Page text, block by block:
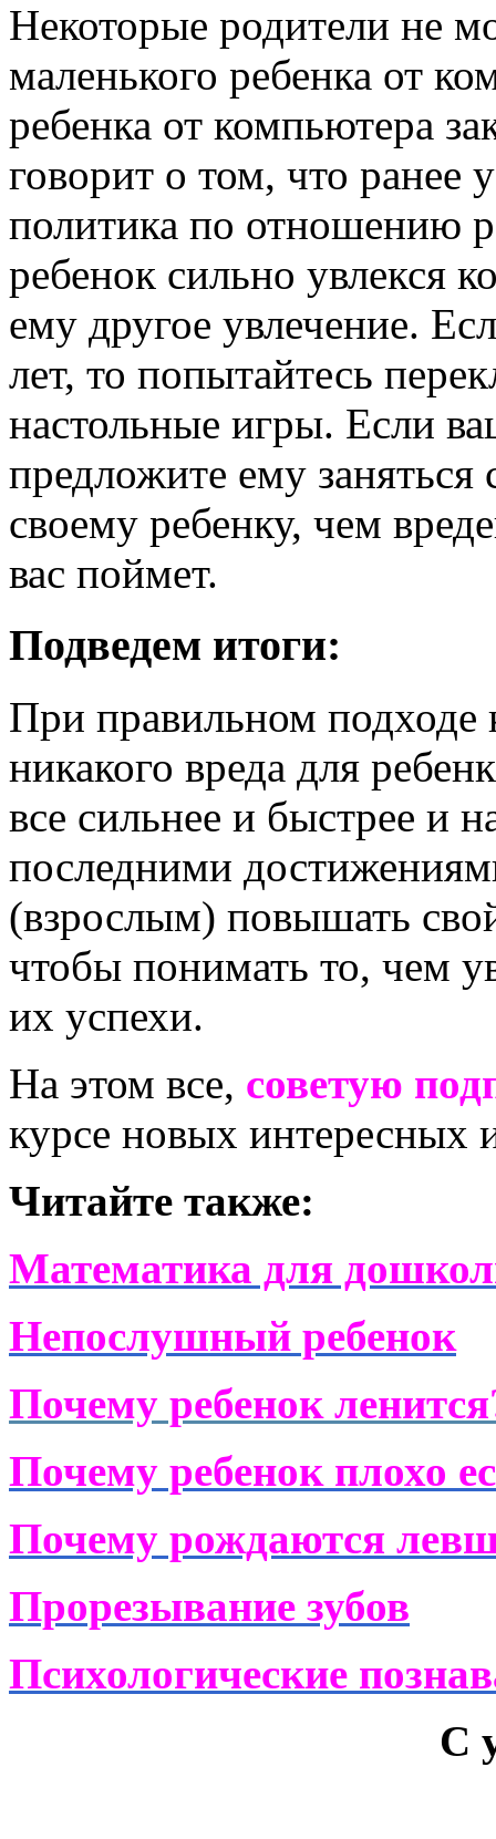
Некоторые родители не
маленького ребенка от
ребенка от компьютера
говорит о том, что ранее
политика по отношению
ребенок сильно увлекся
ему другое увлечение.
лет, то попытайтесь
настольные игры. Если
предложите ему
своему ребенку, чем
вас поймет.
Подведем итоги:
При правильном подходе
никакого вреда для
все сильнее и быстрее и
последними
(взрослым) повышать
чтобы понимать то, чем
их успехи.
На этом все, советую
курсе новых интересных
Читайте также:
Математика для
Непослушный ребенок
Почему ребенок
Почему ребенок плохо
Почему рождаются
Прорезывание зубов
Психологические
С